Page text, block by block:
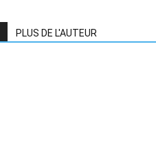
PLUS DE L'AUTEUR